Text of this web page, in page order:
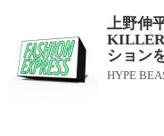
上野伸
ション
HYPE